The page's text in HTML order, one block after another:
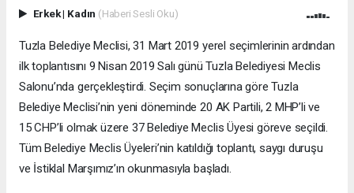
Erkek| Kadın (Haberi Sesli Oku)
Tuzla Belediye Meclisi, 31 Mart 2019 yerel seçimlerinin ardından
ilk toplantısını 9 Nisan 2019 Salı günü Tuzla Belediyesi Meclis
Salonu’nda gerçekleştirdi. Seçim sonuçlarına göre Tuzla
Belediye Meclisi’nin yeni döneminde 20 AK Partili, 2 MHP’li ve
15 CHP’li olmak üzere 37 Belediye Meclis Üyesi göreve seçildi.
Tüm Belediye Meclis Üyeleri’nin katıldığı toplantı, saygı duruşu
ve İstiklal Marşımız’ın okunmasıyla başladı.